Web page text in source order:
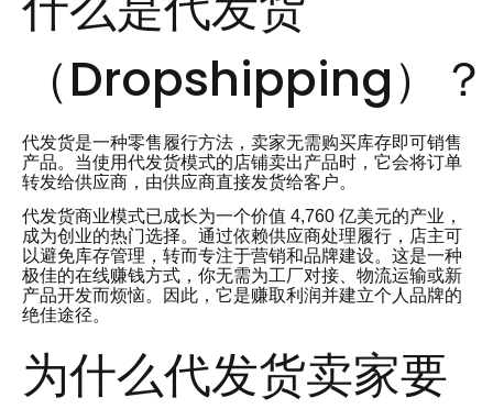
（Dropshipping）？
代发货是一种零售履行方法，卖家无需购买库存即可销售
产品。当使用代发货模式的店铺卖出产品时，它会将订单
转发给供应商，由供应商直接发货给客户。
代发货商业模式已成长为一个价值 4,760 亿美元的产业，
成为创业的热门选择。通过依赖供应商处理履行，店主可
以避免库存管理，转而专注于营销和品牌建设。这是一种
极佳的在线赚钱方式，你无需为工厂对接、物流运输或新
产品开发而烦恼。因此，它是赚取利润并建立个人品牌的
绝佳途径。
为什么代发货卖家要